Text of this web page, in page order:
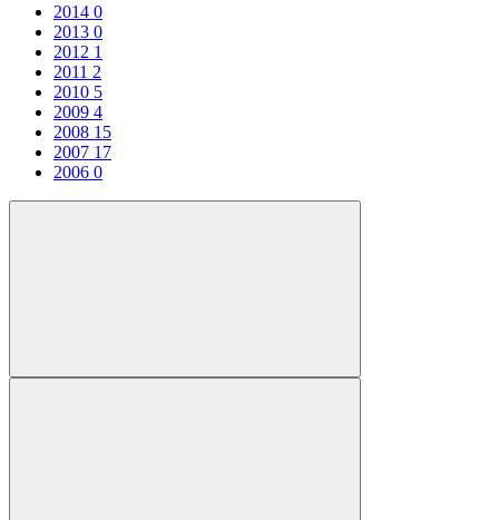
2014 0
2013 0
2012 1
2011 2
2010 5
2009 4
2008 15
2007 17
2006 0